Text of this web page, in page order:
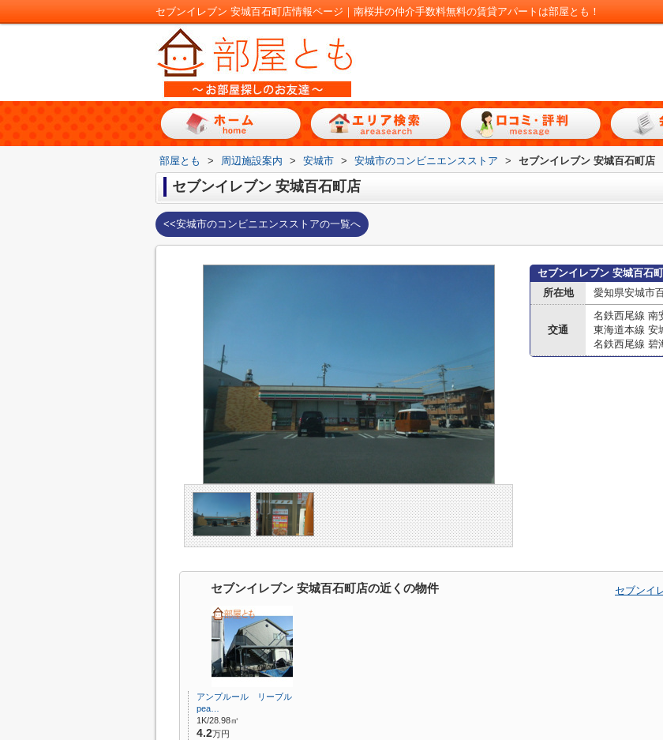
セブンイレブン 安城百石町店情報ページ｜南桜井の仲介手数料無料の賃貸アパートは部屋とも！
部屋とも > 周辺施設案内 > 安城市 > 安城市のコンビニエンスストア > セブンイレブン 安城百石町店
セブンイレブン 安城百石町店
<<安城市のコンビニエンスストアの一覧へ
セブンイレブン 安城百石
所在地
愛知県安城市
交通
名鉄西尾線 南
東海道本線 安
名鉄西尾線 碧
セブンイレブン 安城百石町店の近くの物件 セブンイ
アンプルール リーブル
pea…
1K/28.98㎡
4.2万円